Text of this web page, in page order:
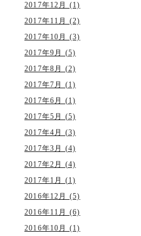
2017年12月 (1)
2017年11月 (2)
2017年10月 (3)
2017年9月 (5)
2017年8月 (2)
2017年7月 (1)
2017年6月 (1)
2017年5月 (5)
2017年4月 (3)
2017年3月 (4)
2017年2月 (4)
2017年1月 (1)
2016年12月 (5)
2016年11月 (6)
2016年10月 (1)